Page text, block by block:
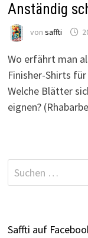
Anständig
von saffti
Wo erfährt man
Finisher-Shirts
Welche Blätter
eignen?
Suchen
nach:
Saffti auf